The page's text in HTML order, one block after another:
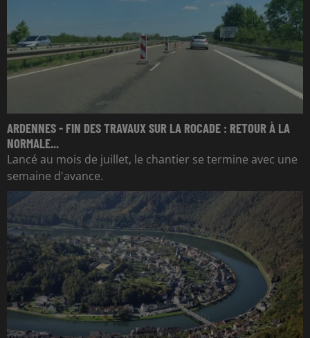
ARDENNES - FIN DES TRAVAUX SUR LA ROCADE : RETOUR À LA
NORMALE...
Lancé au mois de juillet, le chantier se termine avec une
semaine d'avance.